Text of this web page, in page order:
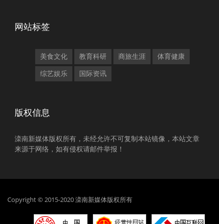
网站标签
美食文化 教育科研 商旅生涯 体育健康
综艺娱乐 国际资讯
版权信息
滦南新媒体版权所有，未经允许不可复制本站镜像，本站文章
来源于网络，如有侵权请邮件举报！
Copyright © 2015-2020 滦南新媒体版权所有